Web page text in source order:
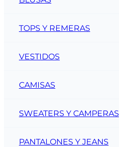
TOPS Y REMERAS
VESTIDOS
CAMISAS
SWEATERS Y CAMPERAS
PANTALONES Y JEANS